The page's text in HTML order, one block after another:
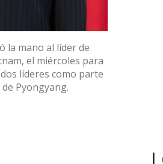
la mano al líder de
el miércoles para
líderes como parte
Pyongyang.